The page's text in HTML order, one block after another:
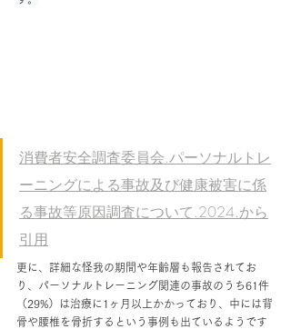
消費者安全調査委員会.パーソナルトレ
ーニングによる事故及び健康被害に係
る事故等原因調査について.2024.から
引用
更に、詳細な怪我の期間や年齢層も報告されてお
り、パーソナルトレーニング関連の事故のうち61件
（29%）は治療に1ヶ月以上かかっており、中には背
骨や腰椎を骨折するという事例も出ているようです